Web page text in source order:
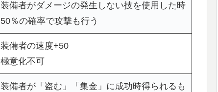
装備者がダメージの発生しない技を使用した時
50％の確率で攻撃も行う
装備者の速度+50
極意化不可
装備者が「盗む」「集金」に成功時得られるも